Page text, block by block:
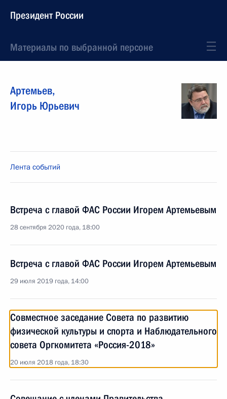
Президент России
Материалы по выбранной персоне
Артемьев,
Игорь Юрьевич
Лента событий
Встреча с главой ФАС России Игорем Артемьевым
28 сентября 2020 года, 18:00
Встреча с главой ФАС России Игорем Артемьевым
29 июля 2019 года, 14:00
Совместное заседание Совета по развитию
физической культуры и спорта и Наблюдательного
совета Оргкомитета «Россия-2018»
20 июля 2018 года, 18:30